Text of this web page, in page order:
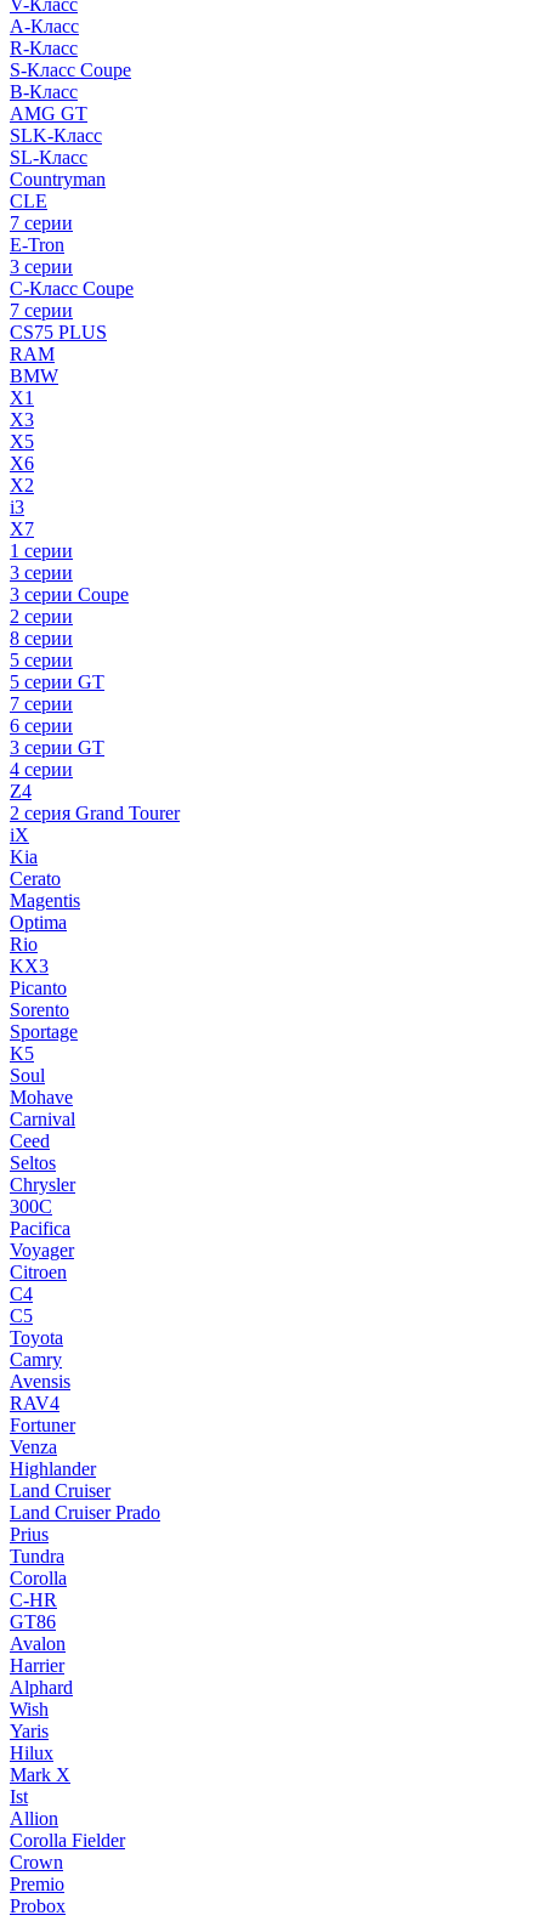
V-Класс
A-Класс
R-Класс
S-Класс Сoupe
B-Класс
AMG GT
SLK-Класс
SL-Класс
Countryman
CLE
7 серии
E-Tron
3 серии
C-Класс Coupe
7 серии
CS75 PLUS
RAM
BMW
X1
X3
X5
X6
X2
i3
X7
1 серии
3 серии
3 серии Coupe
2 серии
8 серии
5 серии
5 серии GT
7 серии
6 серии
3 серии GT
4 серии
Z4
2 серия Grand Tourer
iX
Kia
Cerato
Magentis
Optima
Rio
KX3
Picanto
Sorento
Sportage
K5
Soul
Mohave
Carnival
Ceed
Seltos
Chrysler
300C
Pacifica
Voyager
Citroen
C4
C5
Toyota
Camry
Avensis
RAV4
Fortuner
Venza
Highlander
Land Cruiser
Land Cruiser Prado
Prius
Tundra
Corolla
C-HR
GT86
Avalon
Harrier
Alphard
Wish
Yaris
Hilux
Mark X
Ist
Allion
Corolla Fielder
Crown
Premio
Probox